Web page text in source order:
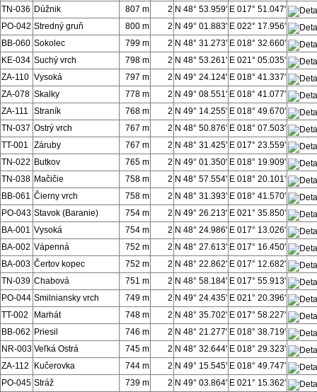
TN-036 Dúžnik 807 m 2 N 48° 53.959' E 017° 51.047'
PO-042 Stredný gruň 800 m 2 N 49° 01.883' E 022° 17.956'
BB-060 Sokolec 799 m 2 N 48° 31.273' E 018° 32.660'
KE-034 Suchý vrch 798 m 2 N 48° 53.261' E 021° 05.035'
ZA-110 Vysoká 797 m 2 N 49° 24.124' E 018° 41.337'
ZA-078 Skalky 778 m 2 N 49° 08.551' E 018° 41.077'
ZA-111
Straník 768 m 2 N 49° 14.255' E 018° 49.670'
TN-037 Ostrý vrch 767 m 2 N 48° 50.876' E 018° 07.503'
TT-001
Záruby 767 m 2 N 48° 31.425' E 017° 23.559'
TN-022 Butkov 765 m 2 N 49° 01.350' E 018° 19.909'
TN-038 Mačičie 758 m 2 N 48° 57.554' E 018° 20.101'
BB-061 Čierny vrch 758 m 2 N 48° 31.393' E 018° 41.570'
PO-043 Stavok (Baranie) 754 m 2 N 49° 26.213' E 021° 35.850'
BA-001 Vysoká 754 m 2 N 48° 24.986' E 017° 13.026'
BA-002 Vápenná 752 m 2 N 48° 27.613' E 017° 16.450'
BA-003 Čertov kopec 752 m 2 N 48° 22.862' E 017° 12.682'
TN-039 Chabová 751 m 2 N 48° 58.184' E 017° 55.913'
PO-044 Smilniansky vrch 749 m 2 N 49° 24.435' E 021° 20.396'
TT-002
Marhát 748 m 2 N 48° 35.702' E 017° 58.227'
BB-062 Priesil 746 m 2 N 48° 21.277' E 018° 38.719'
NR-003 Veľká Ostrá 745 m 2 N 48° 32.644' E 018° 29.323'
ZA-112
Kučerovka 744 m 2 N 49° 15.545' E 018° 49.747'
PO-045 Stráž 739 m 2 N 49° 03.864' E 021° 15.362'